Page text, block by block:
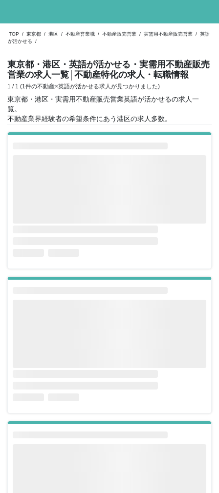
TOP / 東京都 / 港区 / 不動産営業職 / 不動産販売営業 / 実需用不動産販売営業 / 英語
が活かせる
/
東京都・港区・英語が活かせる・実需用不動産販売
営業の求人一覧 │不動産特化の求人・転職情報
1 / 1 (1件の不動産×英語が活かせる求人が見つかりました)
東京都・港区・実需用不動産販売営業英語が活かせるの求人一
覧。
不動産業界経験者の希望条件にあう港区の求人多数。